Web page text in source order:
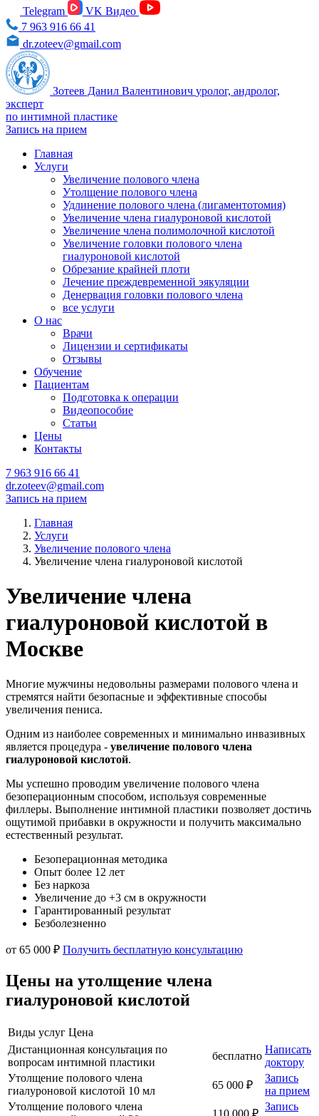
Telegram
VK Видео
7 963 916 66 41
dr.zoteev@gmail.com
Зотеев Данил Валентинович уролог, андролог,
эксперт
по интимной пластике
Запись на прием
Главная
Услуги
Увеличение полового члена
Утолщение полового члена
Удлинение полового члена (лигаментотомия)
Увеличение члена гиалуроновой кислотой
Увеличение члена полимолочной кислотой
Увеличение головки полового члена
гиалуроновой кислотой
Обрезание крайней плоти
Лечение преждевременной эякуляции
Денервация головки полового члена
все услуги
О нас
Врачи
Лицензии и сертификаты
Отзывы
Обучение
Пациентам
Подготовка к операции
Видеопособие
Статьи
Цены
Контакты
7 963 916 66 41
dr.zoteev@gmail.com
Запись на прием
Главная
Услуги
Увеличение полового члена
Увеличение члена гиалуроновой кислотой
Увеличение члена
гиалуроновой кислотой в
Москве
Многие мужчины недовольны размерами полового члена и
стремятся найти безопасные и эффективные способы
увеличения пениса.
Одним из наиболее современных и минимально инвазивных
является процедура - увеличение полового члена
гиалуроновой кислотой.
Мы успешно проводим увеличение полового члена
безоперационным способом, используя современные
филлеры. Выполнение интимной пластики позволяет достичь
ощутимой прибавки в окружности и получить максимально
естественный результат.
Безоперационная методика
Опыт более 12 лет
Без наркоза
Увеличение до +3 см в окружности
Гарантированный результат
Безболезненно
от 65 000 ₽ Получить бесплатную консультацию
Цены на утолщение члена
гиалуроновой кислотой
Виды услуг Цена
Дистанционная консультация по
вопросам интимной пластики
бесплатно
Написать
доктору
Утолщение полового члена
гиалуроновой кислотой 10 мл
65 000 ₽
Запись
на прием
Утолщение полового члена
110 000 ₽
Запись